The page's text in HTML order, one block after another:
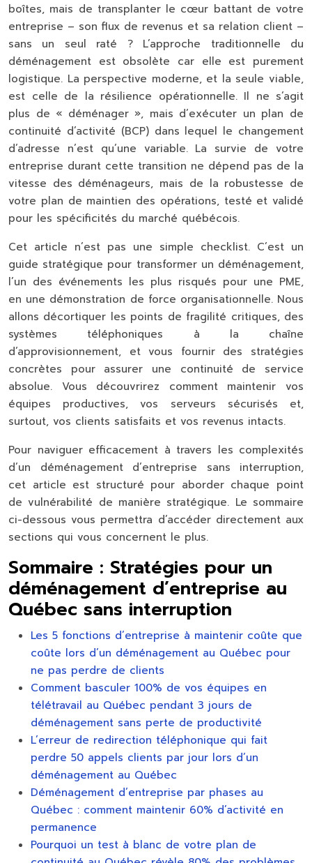
boîtes, mais de transplanter le cœur battant de votre
entreprise – son flux de revenus et sa relation client –
sans un seul raté ? L’approche traditionnelle du
déménagement est obsolète car elle est purement
logistique. La perspective moderne, et la seule viable,
est celle de la résilience opérationnelle. Il ne s’agit
plus de « déménager », mais d’exécuter un plan de
continuité d’activité (BCP) dans lequel le changement
d’adresse n’est qu’une variable. La survie de votre
entreprise durant cette transition ne dépend pas de la
vitesse des déménageurs, mais de la robustesse de
votre plan de maintien des opérations, testé et validé
pour les spécificités du marché québécois.
Cet article n’est pas une simple checklist. C’est un
guide stratégique pour transformer un déménagement,
l’un des événements les plus risqués pour une PME,
en une démonstration de force organisationnelle. Nous
allons décortiquer les points de fragilité critiques, des
systèmes téléphoniques à la chaîne
d’approvisionnement, et vous fournir des stratégies
concrètes pour assurer une continuité de service
absolue. Vous découvrirez comment maintenir vos
équipes productives, vos serveurs sécurisés et,
surtout, vos clients satisfaits et vos revenus intacts.
Pour naviguer efficacement à travers les complexités
d’un déménagement d’entreprise sans interruption,
cet article est structuré pour aborder chaque point
de vulnérabilité de manière stratégique. Le sommaire
ci-dessous vous permettra d’accéder directement aux
sections qui vous concernent le plus.
Sommaire : Stratégies pour un
déménagement d’entreprise au
Québec sans interruption
Les 5 fonctions d’entreprise à maintenir coûte que
coûte lors d’un déménagement au Québec pour
ne pas perdre de clients
Comment basculer 100% de vos équipes en
télétravail au Québec pendant 3 jours de
déménagement sans perte de productivité
L’erreur de redirection téléphonique qui fait
perdre 50 appels clients par jour lors d’un
déménagement au Québec
Déménagement d’entreprise par phases au
Québec : comment maintenir 60% d’activité en
permanence
Pourquoi un test à blanc de votre plan de